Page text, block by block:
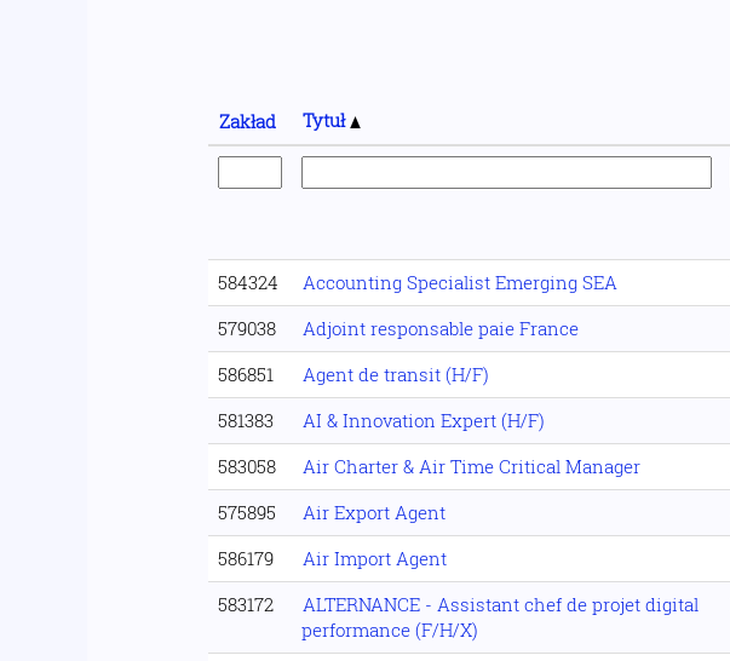
Zakład Tytuł
584324
Accounting Specialist Emerging SEA
579038
Adjoint responsable paie France
586851
Agent de transit (H/F)
581383
AI & Innovation Expert (H/F)
583058
Air Charter & Air Time Critical Manager
575895
Air Export Agent
586179
Air Import Agent
583172
ALTERNANCE - Assistant chef de projet digital
performance (F/H/X)